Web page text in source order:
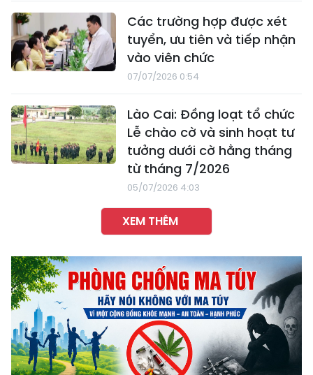
Các trường hợp được xét
tuyển, ưu tiên và tiếp nhận
vào viên chức
07/07/2026 0:54
Lào Cai: Đồng loạt tổ chức
Lễ chào cờ và sinh hoạt tư
tưởng dưới cờ hằng tháng
từ tháng 7/2026
05/07/2026 4:03
XEM THÊM